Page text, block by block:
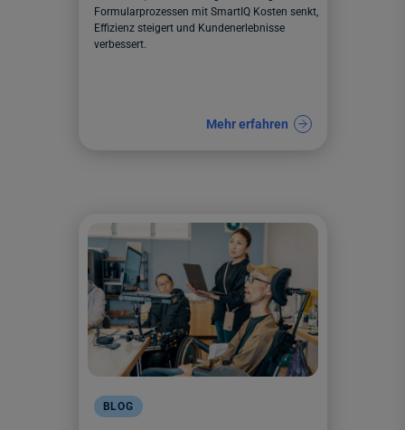
Formularprozessen mit SmartIQ Kosten senkt,
Effizienz steigert und Kundenerlebnisse
verbessert.
Mehr erfahren
BLOG